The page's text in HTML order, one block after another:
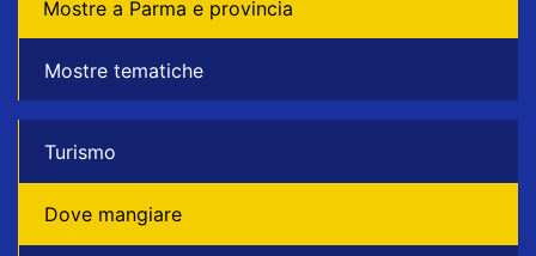
Mostre a Parma e provincia
Mostre tematiche
Turismo
Dove mangiare